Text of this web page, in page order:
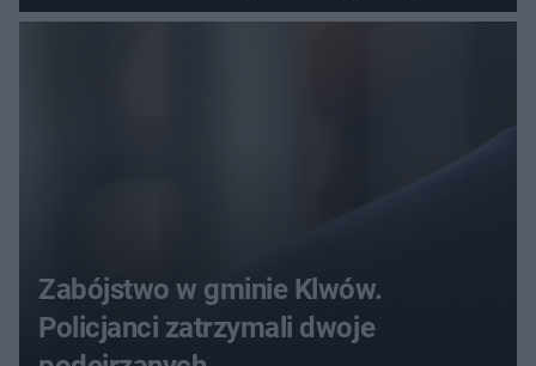
substancji
Zabójstwo w gminie Klwów.
Policjanci zatrzymali dwoje